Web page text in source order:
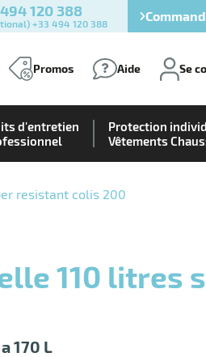
120 388
+33 494 120 388
Promos Aide Se
d'entretien
Protection
Vêtements
resistant colis 200
170 L